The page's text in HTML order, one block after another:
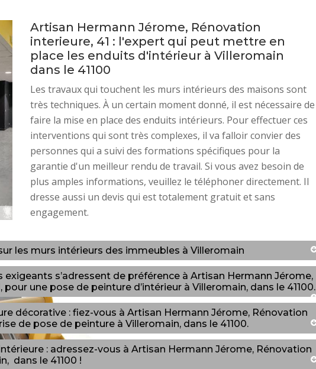
Artisan Hermann Jérome, Rénovation
interieure, 41 : l'expert qui peut mettre en
place les enduits d'intérieur à Villeromain
dans le 41100
Les travaux qui touchent les murs intérieurs des maisons sont
très techniques. À un certain moment donné, il est nécessaire de
faire la mise en place des enduits intérieurs. Pour effectuer ces
interventions qui sont très complexes, il va falloir convier des
personnes qui a suivi des formations spécifiques pour la
garantie d'un meilleur rendu de travail. Si vous avez besoin de
plus amples informations, veuillez le téléphoner directement. Il
dresse aussi un devis qui est totalement gratuit et sans
engagement.
les murs intérieurs des immeubles à Villeromain
exigeants s’adressent de préférence à Artisan Hermann Jérome,
pour une pose de peinture d’intérieur à Villeromain, dans le 41100.
décorative : fiez-vous à Artisan Hermann Jérome, Rénovation
de pose de peinture à Villeromain, dans le 41100.
: adressez-vous à Artisan Hermann Jérome, Rénovation
dans le 41100 !